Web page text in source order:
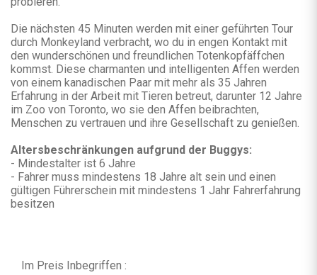
Die nächsten 45 Minuten werden mit einer geführten Tour
durch Monkeyland verbracht, wo du in engen Kontakt mit
den wunderschönen und freundlichen Totenkopfäffchen
kommst. Diese charmanten und intelligenten Affen werden
von einem kanadischen Paar mit mehr als 35 Jahren
Erfahrung in der Arbeit mit Tieren betreut, darunter 12 Jahre
im Zoo von Toronto, wo sie den Affen beibrachten,
Menschen zu vertrauen und ihre Gesellschaft zu genießen.
Altersbeschränkungen aufgrund der Buggys:
- Mindestalter ist 6 Jahre
- Fahrer muss mindestens 18 Jahre alt sein und einen
gültigen Führerschein mit mindestens 1 Jahr Fahrerfahrung
besitzen
Im Preis Inbegriffen :